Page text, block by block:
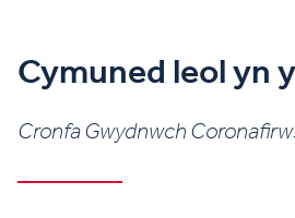
Cymuned leol yn
Cronfa Gwydnwch